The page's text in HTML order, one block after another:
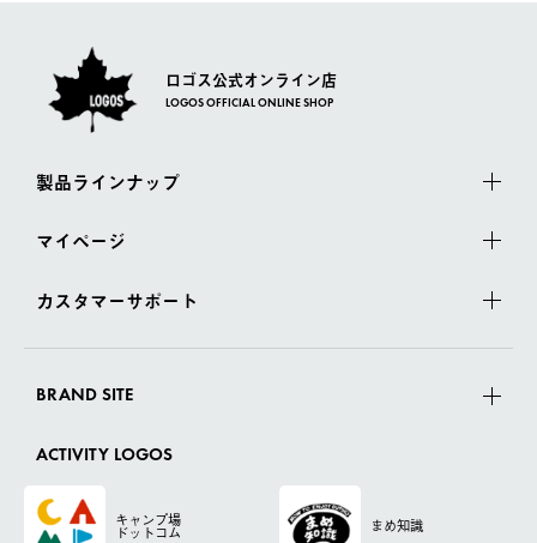
ロゴス公式オンライン店
LOGOS OFFICIAL ONLINE SHOP
製品ラインナップ
マイページ
カスタマーサポート
BRAND SITE
ACTIVITY LOGOS
キャンプ場
ドットコム まめ知識